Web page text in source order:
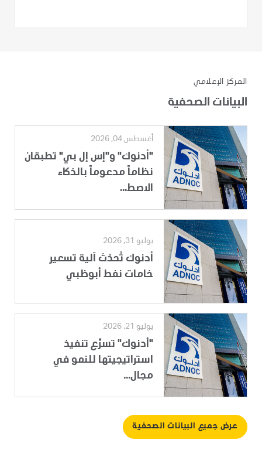
المركز الإعلامي
البيانات الصحفية
أغسطس 04, 2026
"أدنوك" و"إس إل بي" تطبقان
نظاماً مدعوماً بالذكاء
الاصط...
يوليو 31, 2026
أدنوك تُحدّث آلية تسعير
خامات نفط أبوظبي
يوليو 21, 2026
"أدنوك" تسرِّع تنفيذ
استراتيجيتها للنمو في
مجال...
عرض جميع البيانات الصحفية